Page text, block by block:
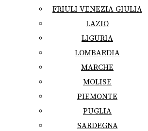
FRIULI VENEZIA GIULIA
LAZIO
LIGURIA
LOMBARDIA
MARCHE
MOLISE
PIEMONTE
PUGLIA
SARDEGNA